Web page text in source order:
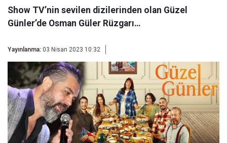
Show TV’nin sevilen dizilerinden olan Güzel
Günler’de Osman Güler Rüzgarı…
Yayınlanma: 03 Nisan 2023 10:32